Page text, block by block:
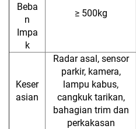
Beba
n
Impa
k
≥ 500kg
Keser
asian
Radar asal, sensor
parkir, kamera,
lampu kabus,
cangkuk tarikan,
bahagian trim dan
perkakasan